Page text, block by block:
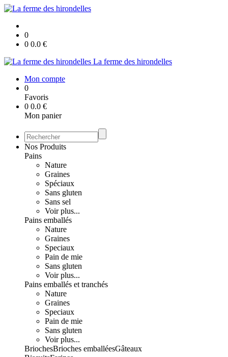
0
0 0.0 €
La ferme des hirondelles
Mon compte
0
Favoris
0 0.0 €
Mon panier
Nos Produits
Pains
Nature
Graines
Spéciaux
Sans gluten
Sans sel
Voir plus...
Pains emballés
Nature
Graines
Speciaux
Pain de mie
Sans gluten
Voir plus...
Pains emballés et tranchés
Nature
Graines
Speciaux
Pain de mie
Sans gluten
Voir plus...
BriochesBrioches emballéesGâteaux